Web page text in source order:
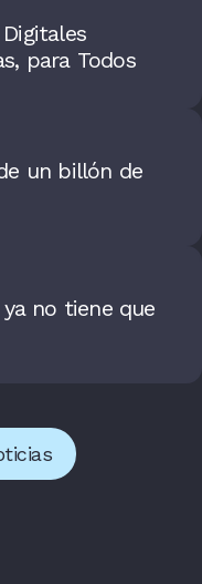
para Todos
un billón de
no tiene que